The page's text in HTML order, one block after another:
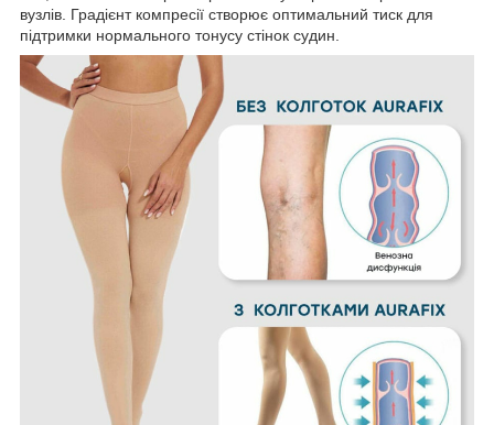
вузлів. Градієнт компресії створює оптимальний тиск для
підтримки нормального тонусу стінок судин.